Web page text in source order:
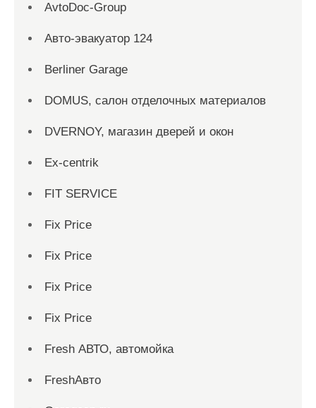
AvtoDoc-Group
Aвто-эвакуатор 124
Berliner Garage
DOMUS, салон отделочных материалов
DVERNOY, магазин дверей и окон
Ex-centrik
FIT SERVICE
Fix Price
Fix Price
Fix Price
Fix Price
Fresh АВТО, автомойка
FreshАвто